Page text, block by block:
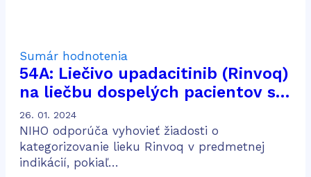
Sumár hodnotenia
54A: Liečivo upadacitinib (Rinvoq)
na liečbu dospelých pacientov so
stredne ťažkou až ťažkou
aktívnou ulceróznou kolitídou po
predošlej konvenčnej a biologickej
liečbe
26. 01. 2024
NIHO odporúča vyhovieť žiadosti o
kategorizovanie lieku Rinvoq v predmetnej
indikácií, pokiaľ…